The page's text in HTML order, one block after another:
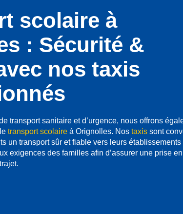
scolaire à
: Sécurité &
nos taxis
transport sanitaire et d’urgence, nous offrons
transport scolaire à Orignolles. Nos taxis sont
un transport sûr et fiable vers leurs
exigences des familles afin d’assurer une prise